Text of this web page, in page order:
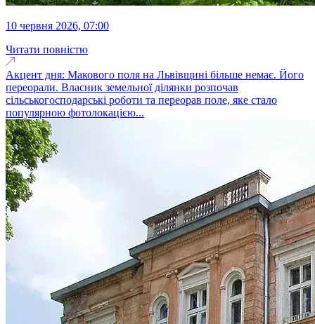
10 червня 2026, 07:00
Читати повністю
Акцент дня: Макового поля на Львівщині більше немає. Його
переорали. Власник земельної ділянки розпочав
сільськогосподарські роботи та переорав поле, яке стало
популярною фотолокацією...